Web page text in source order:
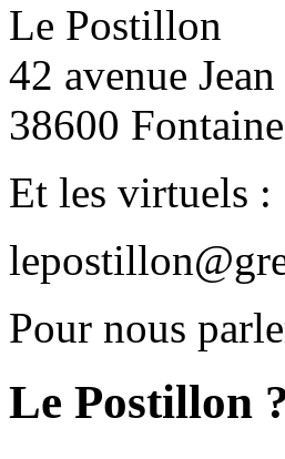
Le Postillon
42 avenue Jean
38600 Fontaine
Et les virtuels :
Pour nous
Le Postillon ?